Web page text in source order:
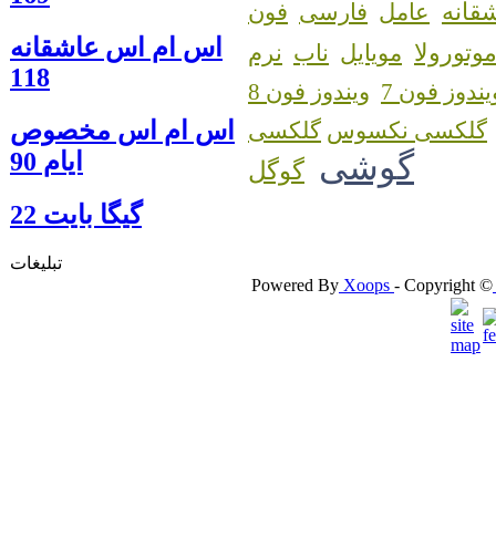
اس ام اس عاشقانه
118
اس ام اس مخصوص
ایام 90
گيگا بايت 22
تبلیغات
عامل فارسی فون
موتورولا مویایل ناب نرم
فون 7
ویندوز فون 8
گلکسی نکسوس
گوشی گوگل
Powered By Xoops - Copyright ©